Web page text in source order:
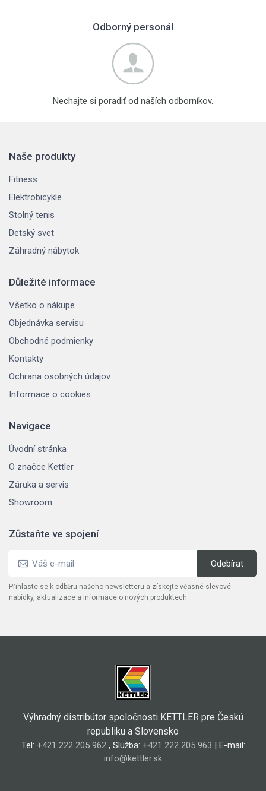
Odborný personál
Nechajte si poradiť od naších odborníkov.
Naše produkty
Fitness
Elektrobicykle
Stolný tenis
Detský svet
Záhradný nábytok
Důležité informace
Všetko o nákupe
Objednávka servisu
Obchodné podmienky
Kontakty
Ochrana osobných údajov
Informace o cookies
Navigace
Úvodní stránka
O značce Kettler
Záruka a servis
Showroom
Zůstaňte ve spojení
Přihlaste se k odběru našeho newsletteru a získejte včasné slevové
nabídky, aktualizace a informace o nových produktech.
Výhradný distribútor spoločnosti KETTLER pre Českú
republiku a Slovensko
Tel: +421 222 205 962, Služba: +421 222 205 963 | E-mail:
info@kettler.sk